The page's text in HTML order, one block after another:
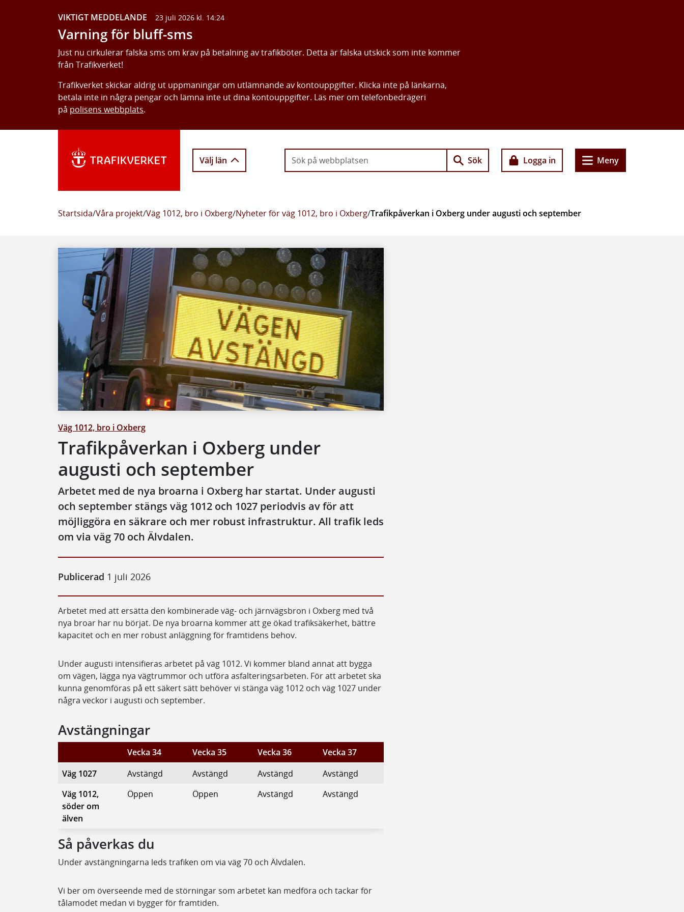
VIKTIGT MEDDELANDE 23 juli 2026 kl. 14:24
Varning för bluff-sms
Just nu cirkulerar falska sms om krav på betalning av trafikböter. Detta är falska utskick som inte kommer
från Trafikverket!
Trafikverket skickar aldrig ut uppmaningar om utlämnande av kontouppgifter. Klicka inte på länkarna,
betala inte in några pengar och lämna inte ut dina kontouppgifter. Läs mer om telefonbedrägeri
på polisens webbplats.
Välj län Sök Logga in Meny
Startsida/Våra projekt/Väg 1012, bro i Oxberg/Nyheter för väg 1012, bro i Oxberg/Trafikpåverkan i Oxberg under augusti och september
Väg 1012, bro i Oxberg
Trafikpåverkan i Oxberg under
augusti och september
Arbetet med de nya broarna i Oxberg har startat. Under augusti
och september stängs väg 1012 och 1027 periodvis av för att
möjliggöra en säkrare och mer robust infrastruktur. All trafik leds
om via väg 70 och Älvdalen.
Publicerad 1 juli 2026
Arbetet med att ersätta den kombinerade väg- och järnvägsbron i Oxberg med två
nya broar har nu börjat. De nya broarna kommer att ge ökad trafiksäkerhet, bättre
kapacitet och en mer robust anläggning för framtidens behov.
Under augusti intensifieras arbetet på väg 1012. Vi kommer bland annat att bygga
om vägen, lägga nya vägtrummor och utföra asfalteringsarbeten. För att arbetet ska
kunna genomföras på ett säkert sätt behöver vi stänga väg 1012 och väg 1027 under
några veckor i augusti och september.
Avstängningar
Vecka 34 Vecka 35 Vecka 36
Vecka 37
Väg 1027
Avstängd Avstängd Avstängd
Avstängd
Väg 1012,
söder om
älven
Öppen Öppen Avstängd Avstängd
Så påverkas du
Under avstängningarna leds trafiken om via väg 70 och Älvdalen.
Vi ber om överseende med de störningar som arbetet kan medföra och tackar för
tålamodet medan vi bygger för framtiden.